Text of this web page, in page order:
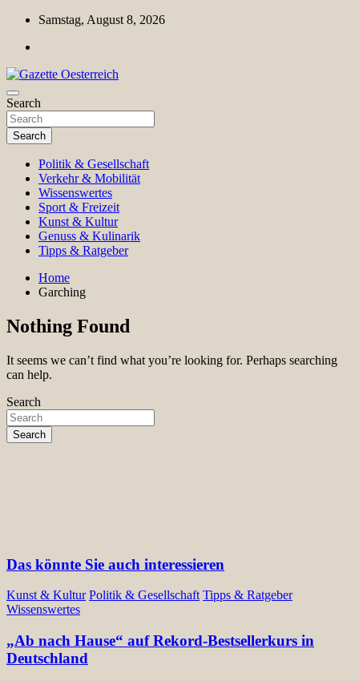
Skip
content
Samstag, August 8, 2026
Gazette Oesterreich
Magazin für Freizeit, Politik, Kultur & Wissenschaft
Search
Search
Politik & Gesellschaft
Verkehr & Mobilität
Wissenswertes
Sport & Freizeit
Kunst & Kultur
Genuss & Kulinarik
Tipps & Ratgeber
Home
Garching
Nothing Found
It seems we can’t find what you’re looking for. Perhaps searching
can help.
Search
Search
Das könnte Sie auch interessieren
Kunst & Kultur Politik & Gesellschaft Tipps & Ratgeber
Wissenswertes
„Ab nach Hause“ auf Rekord-Bestsellerkurs in
Deutschland